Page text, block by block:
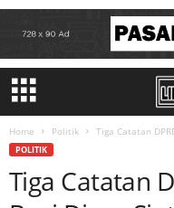
Home Politik Tiga Catatan
POLITIK
Tiga Catatan